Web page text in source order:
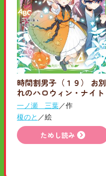
時間割男子（１９） お別
れのハロウィン・ナイト
一ノ瀬 三葉／作
榎のと ／絵
ためし読み